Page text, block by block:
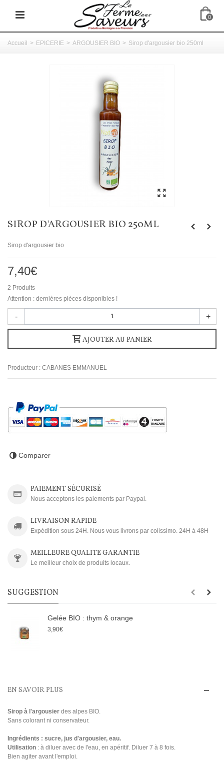
0
Accueil > EPICERIE > ARGOUSIER BIO > Sirop d'argousier bio 250ml
SIROP D'ARGOUSIER BIO 250ML
Sirop d'argousier bio
7,40€
2 Produits
Attention : dernières pièces disponibles !
- +
AJOUTER AU PANIER
Producteur : CABANES EMMANUEL
Comparer
PAIEMENT SÉCURISÉ
Nous acceptons les paiements par Paypal.
LIVRAISON RAPIDE
Expédition sous 24H. Nous vous livrons par colissimo. 24H à 48H
MEILLEURE QUALITE GARANTIE
Le meilleur choix de produits locaux.
SUGGESTION
Gelée BIO : thym & orange
3,90€
EN SAVOIR PLUS
Sirop à l'argousier des alpes BIO.
Sans colorant ni conservateur.
Ingrédients : sucre, jus d'argousier, eau.
Utilisation : à diluer avec de l'eau, en apéritif. Diluer 7 à 8 fois.
Bien agiter avant l'emploi.